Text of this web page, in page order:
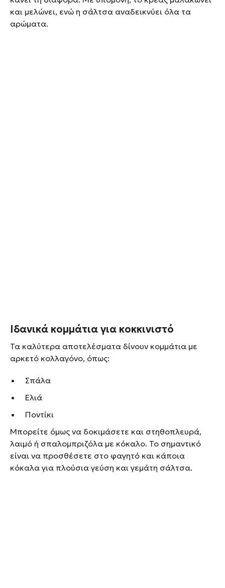
και μελώνει, ενώ η σάλτσα αναδεικνύει όλα τα
αρώματα.
Ιδανικά κομμάτια για κοκκινιστό
Τα καλύτερα αποτελέσματα δίνουν κομμάτια με
αρκετό κολλαγόνο, όπως:
Σπάλα
Ελιά
Ποντίκι
Μπορείτε όμως να δοκιμάσετε και στηθοπλευρά,
λαιμό ή σπαλομπριζόλα με κόκαλο. Το σημαντικό
είναι να προσθέσετε στο φαγητό και κάποια
κόκαλα για πλούσια γεύση και γεμάτη σάλτσα.